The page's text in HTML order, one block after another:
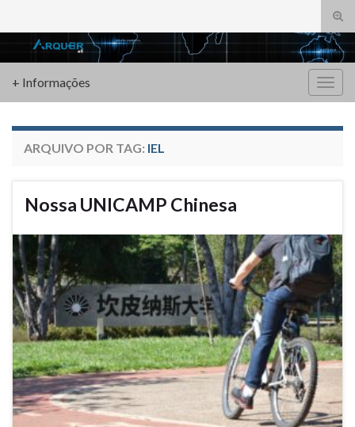
de
Search for:
+ Informações
ARQUIVO POR TAG: IEL
Nossa UNICAMP Chinesa